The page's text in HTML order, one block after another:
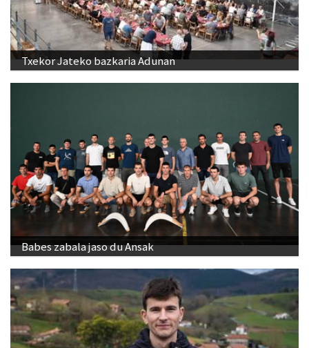
Txekor Jateko bazkaria Adunan
Babes zabala jaso du Ansak